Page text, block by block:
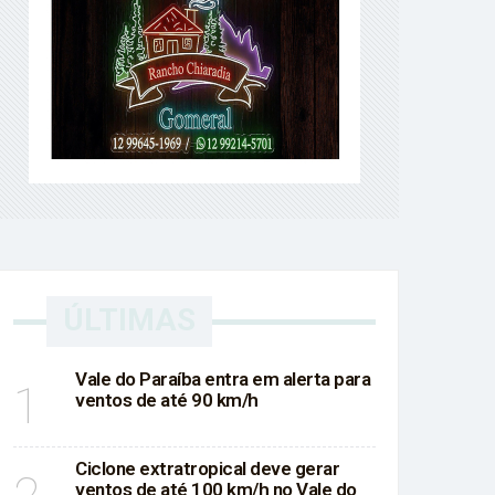
Norte
1
Vale do Paraíba entra em alerta para
ventos de até 90 km/h
Ciclone extratropical deve gerar
ventos de até 100 km/h no Vale do